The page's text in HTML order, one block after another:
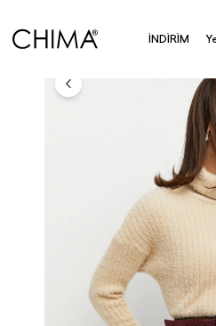
İNDİRİM
Anasayfa